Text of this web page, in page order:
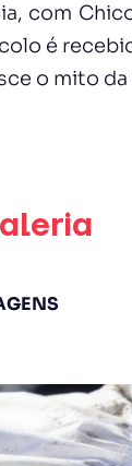
com
é
o mito